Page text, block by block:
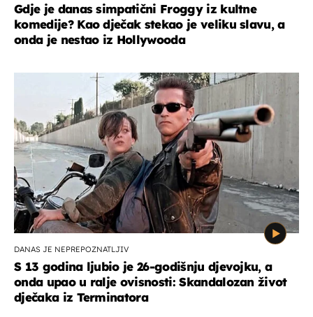
Gdje je danas simpatični Froggy iz kultne
komedije? Kao dječak stekao je veliku slavu, a
onda je nestao iz Hollywooda
DANAS JE NEPREPOZNATLJIV
S 13 godina ljubio je 26-godišnju djevojku, a
onda upao u ralje ovisnosti: Skandalozan život
dječaka iz Terminatora